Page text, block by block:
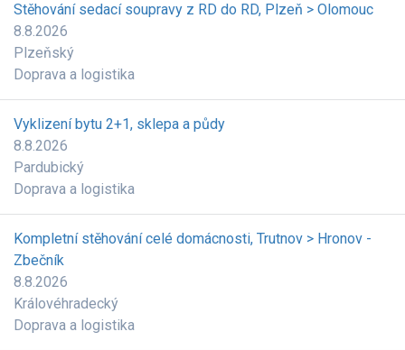
Stěhování sedací soupravy z RD do RD, Plzeň > Olomouc
8.8.2026
Plzeňský
Doprava a logistika
Vyklizení bytu 2+1, sklepa a půdy
8.8.2026
Pardubický
Doprava a logistika
Kompletní stěhování celé domácnosti, Trutnov > Hronov -
Zbečník
8.8.2026
Královéhradecký
Doprava a logistika